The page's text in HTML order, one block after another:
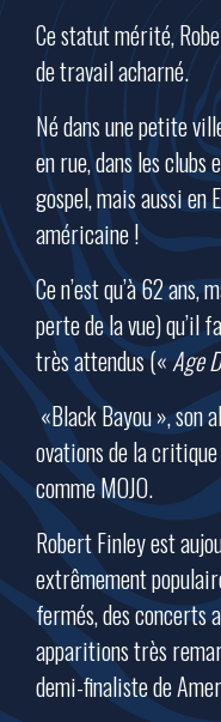
Ce statut mérité,
de travail acharné.
Né dans une petite
en rue, dans les clubs
gospel, mais aussi en
américaine !
Ce n’est qu’à 62
perte de la vue) qu’il
très attendus («Age
«Black Bayou », son
ovations de la
comme MOJO.
Robert Finley est
extrêmement
fermés, des concerts
apparitions très
demi-finaliste de